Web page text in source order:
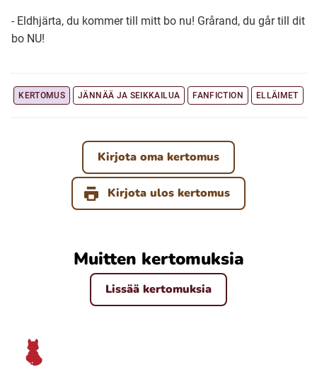
- Eldhjärta, du kommer till mitt bo nu! Grårand, du går till dit
bo NU!
KERTOMUS JÄNNÄÄ JA SEIKKAILUA FANFICTION ELLÄIMET
Kirjota oma kertomus
Kirjota ulos kertomus
Muitten kertomuksia
Lissää kertomuksia